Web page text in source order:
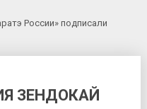
России» подписали
ЗЕНДОКАЙ